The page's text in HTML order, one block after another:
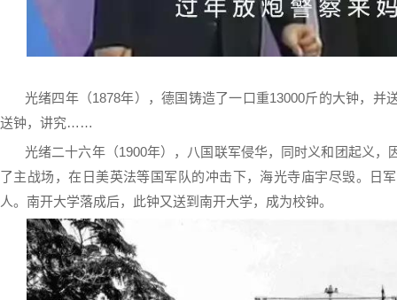
光绪四年（1878年），德国铸造了一口重13000斤的大钟，并
送钟，讲究……
光绪二十六年（1900年），八国联军侵华，同时义和团起义，
了主战场，在日美英法等国军队的冲击下，海光寺庙宇尽毁。日
人。南开大学落成后，此钟又送到南开大学，成为校钟。